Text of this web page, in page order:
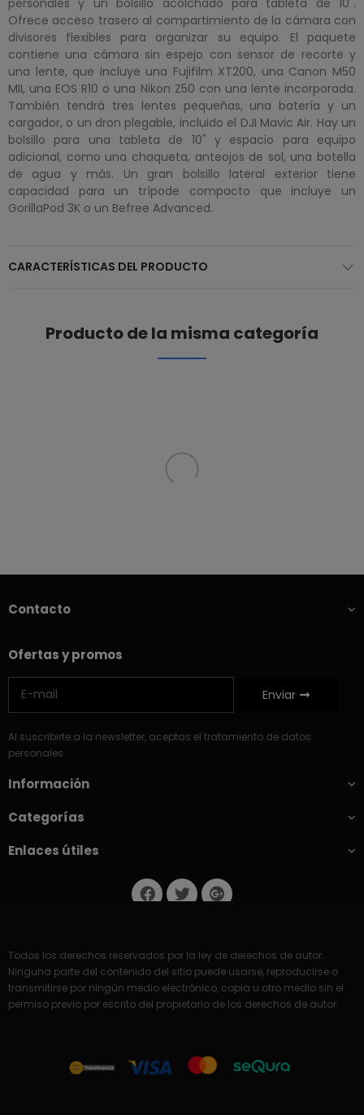
Ofrece acceso trasero al compartimiento de la cámara con
divisores flexibles para organizar su equipo. El paquete
contiene una cámara sin espejo con sensor de recorte y
una lente, que incluye una Fujifilm XT200, una Canon M50
MII, una EOS R10 o una Nikon Z50 con una lente incorporada.
También tendrá tres lentes pequeñas, una batería y un
cargador, o un dron plegable, incluido el DJI Mavic Air. Hay un
bolsillo para una tableta de 10" y espacio para equipo
adicional, como una chaqueta, anteojos de sol, una botella
de agua y más. Un gran bolsillo lateral exterior tiene
capacidad para un trípode compacto que incluye un
GorillaPod 3K o un Befree Advanced.
CARACTERÍSTICAS DEL PRODUCTO
Producto de la misma categoría
Contacto
Ofertas y promos
Enviar
Al suscribirte a la newsletter, aceptas el tratamiento de datos
personales
Información
Categorías
Enlaces útiles
Todos los derechos reservados por la ley de derechos de autor.
Ninguna parte del contenido del sitio puede usarse, reproducirse o
transmitirse por ningún medio electrónico, copia u otro medio sin el
permiso previo por escrito del propietario de los derechos de autor.